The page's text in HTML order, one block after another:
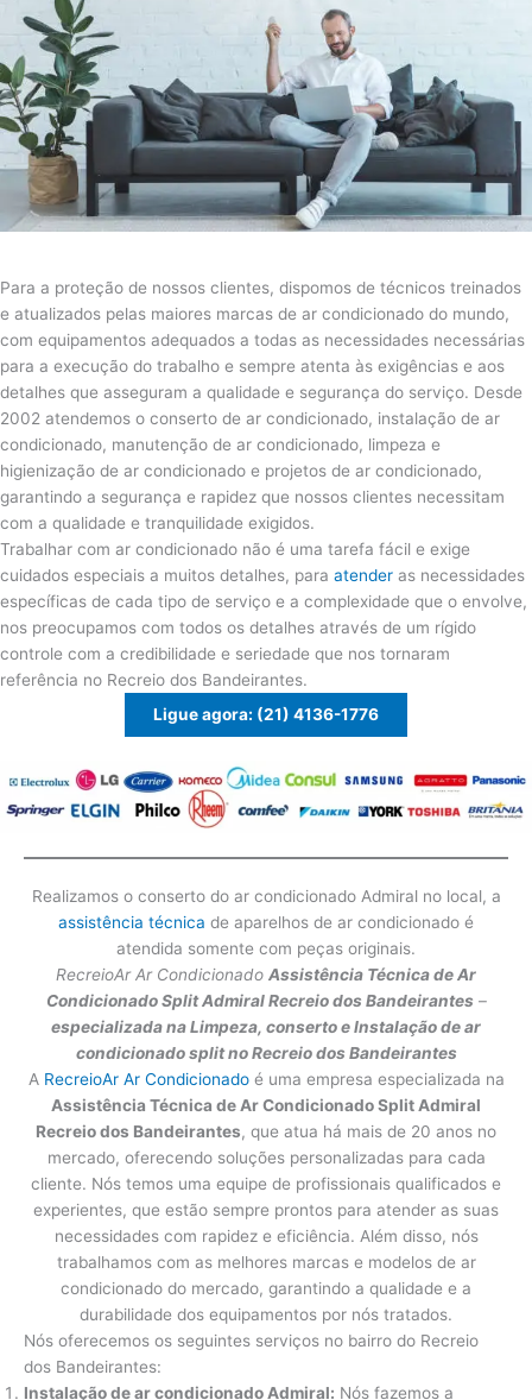
Para a proteção de nossos clientes, dispomos de técnicos treinados
e atualizados pelas maiores marcas de ar condicionado do mundo,
com equipamentos adequados a todas as necessidades necessárias
para a execução do trabalho e sempre atenta às exigências e aos
detalhes que asseguram a qualidade e segurança do serviço. Desde
2002 atendemos o conserto de ar condicionado, instalação de ar
condicionado, manutenção de ar condicionado, limpeza e
higienização de ar condicionado e projetos de ar condicionado,
garantindo a segurança e rapidez que nossos clientes necessitam
com a qualidade e tranquilidade exigidos.
Trabalhar com ar condicionado não é uma tarefa fácil e exige
cuidados especiais a muitos detalhes, para atender as necessidades
específicas de cada tipo de serviço e a complexidade que o envolve,
nos preocupamos com todos os detalhes através de um rígido
controle com a credibilidade e seriedade que nos tornaram
referência no Recreio dos Bandeirantes.
Ligue agora: (21) 4136-1776
Realizamos o conserto do ar condicionado Admiral no local, a
assistência técnica de aparelhos de ar condicionado é
atendida somente com peças originais.
RecreioAr Ar Condicionado Assistência Técnica de Ar
Condicionado Split Admiral Recreio dos Bandeirantes –
especializada na Limpeza, conserto e Instalação de ar
condicionado split no Recreio dos Bandeirantes
A RecreioAr Ar Condicionadoé uma empresa especializada na
Assistência Técnica de Ar Condicionado Split Admiral
Recreio dos Bandeirantes, que atua há mais de 20 anos no
mercado, oferecendo soluções personalizadas para cada
cliente. Nós temos uma equipe de profissionais qualificados e
experientes, que estão sempre prontos para atender as suas
necessidades com rapidez e eficiência. Além disso, nós
trabalhamos com as melhores marcas e modelos de ar
condicionado do mercado, garantindo a qualidade e a
durabilidade dos equipamentos por nós tratados.
Nós oferecemos os seguintes serviços no bairro do Recreio
dos Bandeirantes:
Instalação de ar condicionado Admiral: Nós fazemos a